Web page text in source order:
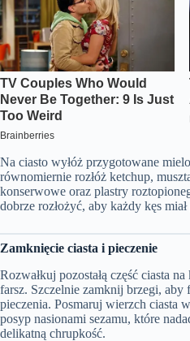
Na ciasto wyłóż przygotowane
równomiernie rozłóż ketchup,
konserwowe oraz plastry
dobrze rozłożyć, aby każdy kęs miał
Zamknięcie ciasta i pieczenie
Rozwałkuj pozostałą część ciasta
farsz. Szczelnie zamknij brzegi, aby
pieczenia. Posmaruj wierzch ciasta
posyp nasionami sezamu, które
delikatną chrupkość.